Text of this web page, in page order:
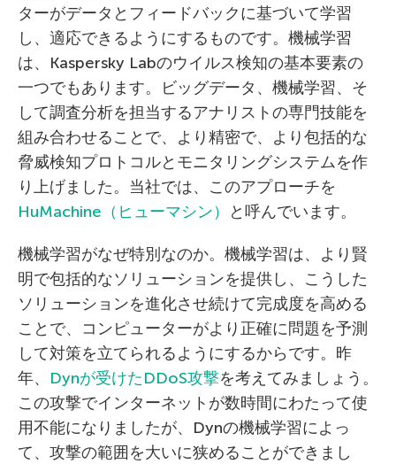
ターがデータとフィードバックに基づいて学習
し、適応できるようにするものです。機械学習
は、Kaspersky Labのウイルス検知の基本要素の
一つでもあります。ビッグデータ、機械学習、そ
して調査分析を担当するアナリストの専門技能を
組み合わせることで、より精密で、より包括的な
脅威検知プロトコルとモニタリングシステムを作
り上げました。当社では、このアプローチを
HuMachine（ヒューマシン）
と呼んでいます。
機械学習がなぜ特別なのか。機械学習は、より賢
明で包括的なソリューションを提供し、こうした
ソリューションを進化させ続けて完成度を高める
ことで、コンピューターがより正確に問題を予測
して対策を立てられるようにするからです。昨
年、 Dynが受けたDDoS攻撃を考えてみましょう。
この攻撃でインターネットが数時間にわたって使
用不能になりましたが、Dynの機械学習によっ
て、攻撃の範囲を大いに狭めることができまし